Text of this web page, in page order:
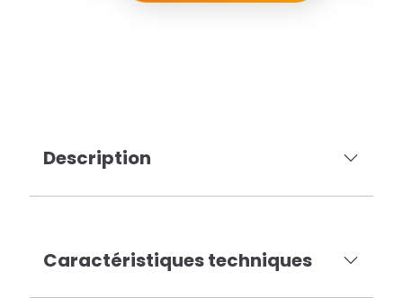
Description
Caractéristiques techniques